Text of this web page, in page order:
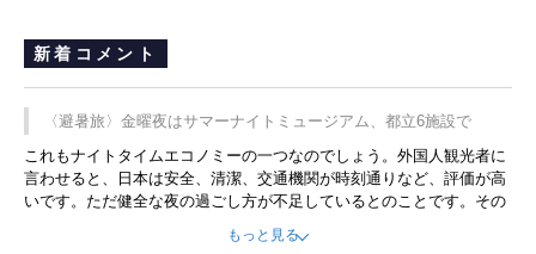
新着コメント
〈避暑旅〉金曜夜はサマーナイトミュージアム、都立6施設で
これもナイトタイムエコノミーの一つなのでしょう。外国人観光者に
言わせると、日本は安全、清潔、交通機関が時刻通りなど、評価が高
いです。ただ健全な夜の過ごし方が不足しているとのことです。その
ような意味で、金曜夜にこのようなイベントが行われれば、日本人に
限らず外国人にとっても楽しみが増えるでしょうね。
もっと見る